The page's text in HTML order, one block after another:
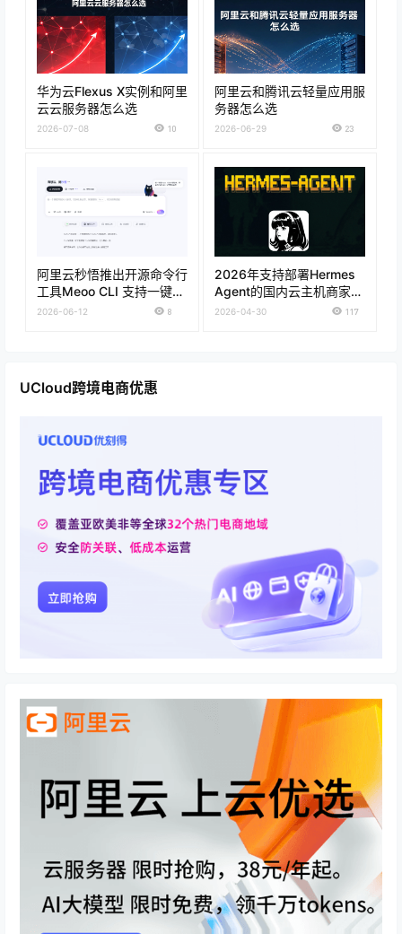
华为云Flexus X实例和阿里
云云服务器怎么选
2026-07-08 10
阿里云和腾讯云轻量应用服
务器怎么选
2026-06-29 23
阿里云秒悟推出开源命令行
工具Meoo CLI 支持一键部
署上线
2026-06-12 8
2026年支持部署Hermes
Agent的国内云主机商家推
荐
2026-04-30 117
UCloud跨境电商优惠